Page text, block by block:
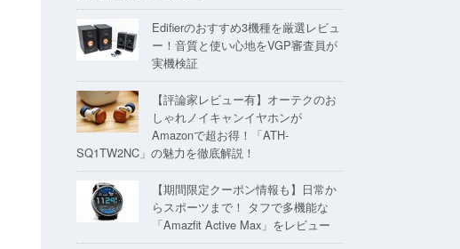
Edifierのおすすめ3機種を厳選レビュ
ー！音質と使い心地をVGP審査員が
実機検証
【評論家レビュー有】オーテクのお
しゃれノイキャンイヤホンが
Amazonで超お得！「ATH-
SQ1TW2NC」の魅力を徹底解説！
【期間限定クーポン情報も】日常か
らスポーツまで！ タフで多機能な
「Amazfit Active Max」をレビュー